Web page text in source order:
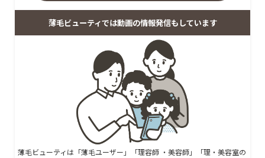
薄毛ビューティでは動画の情報発信もしています
薄毛ビューティは「薄毛ユーザー」「理容師 ・美容師」「理・美容室の